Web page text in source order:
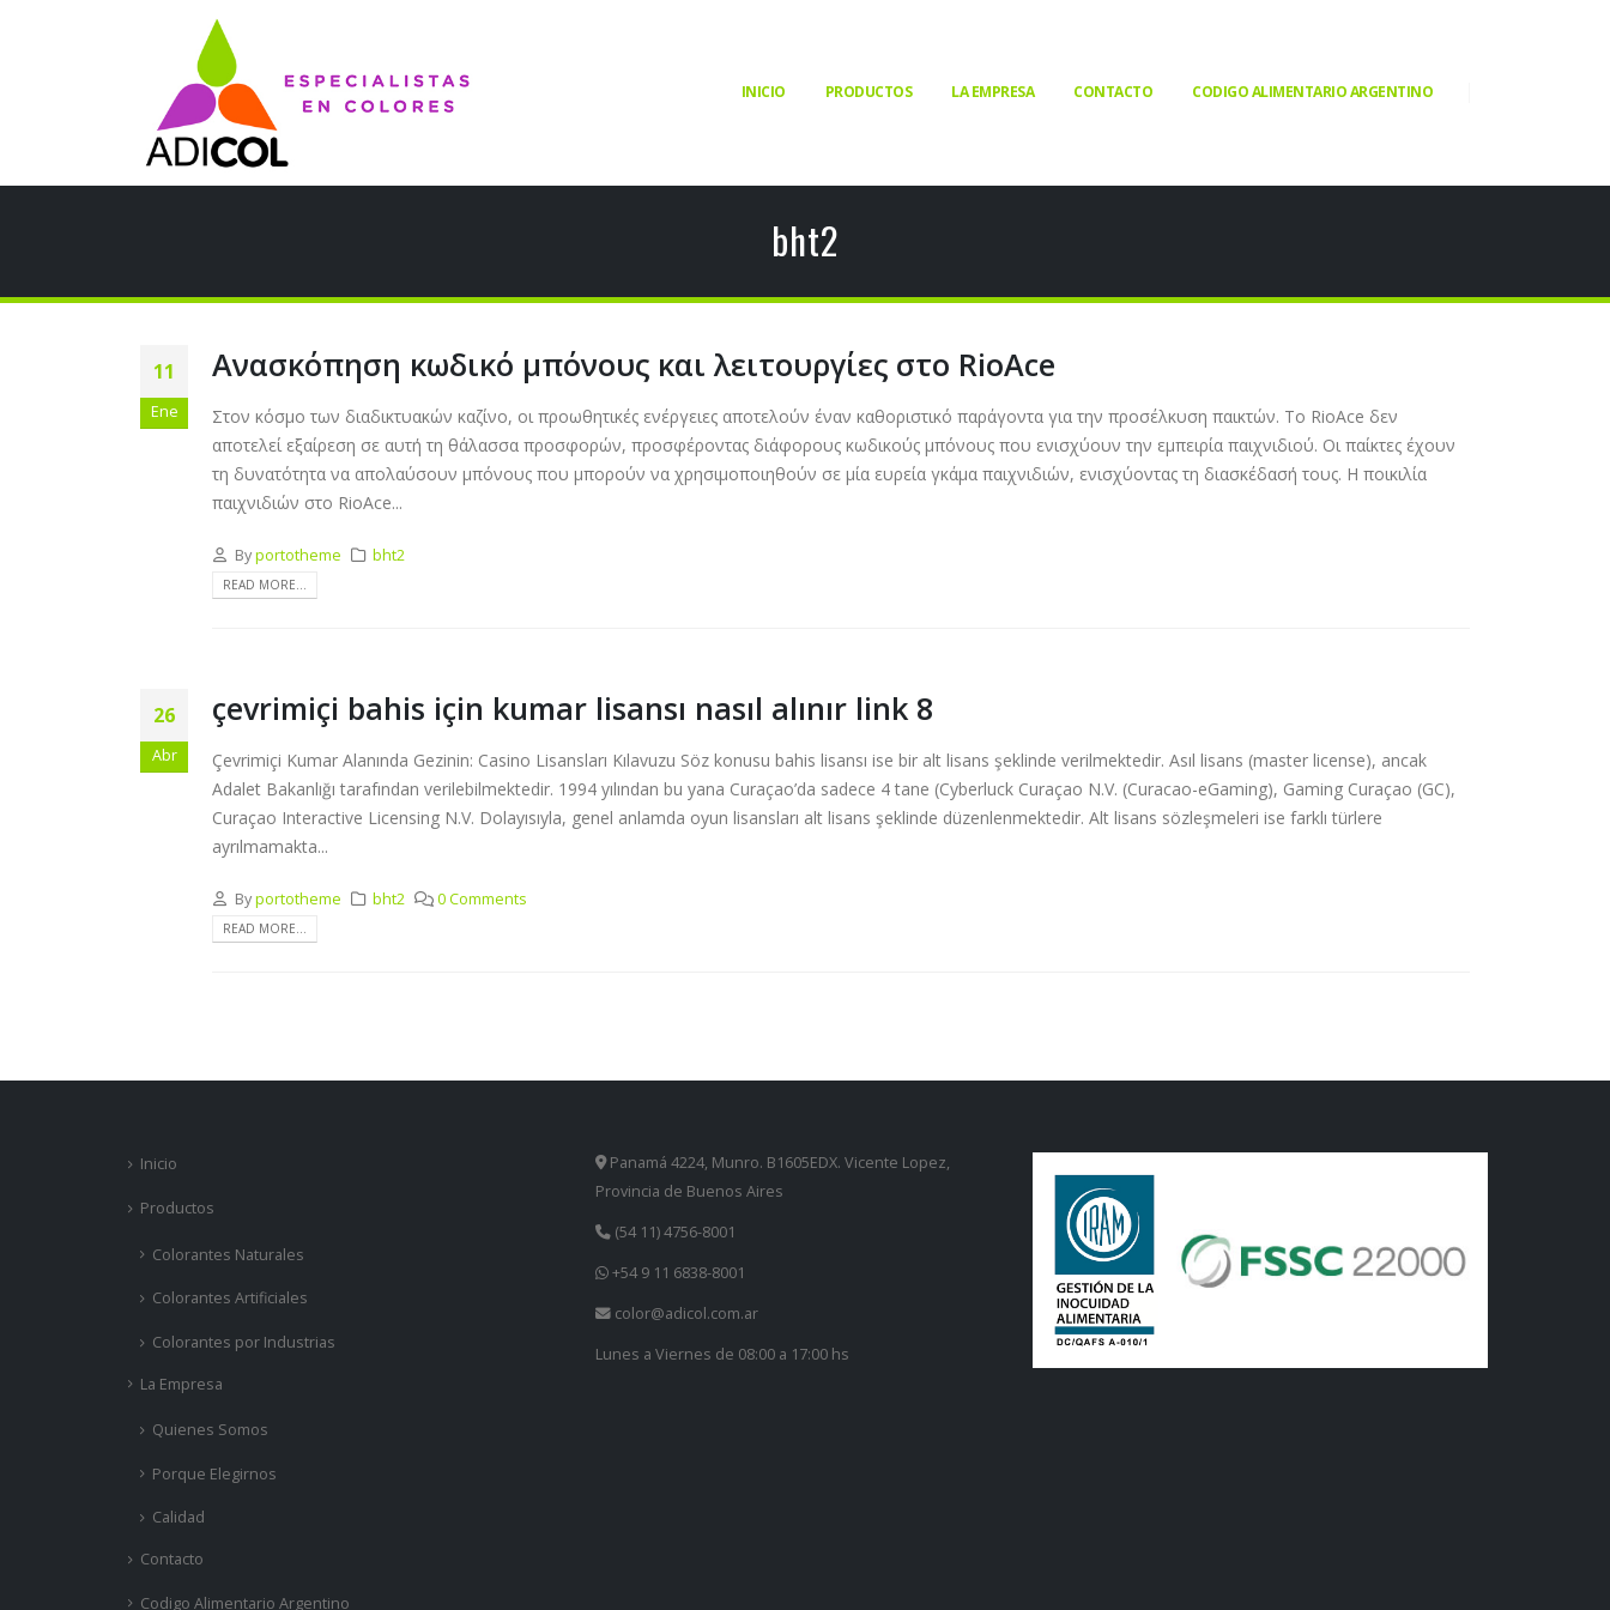
INICIO PRODUCTOS LA EMPRESA CONTACTO CODIGO ALIMENTARIO ARGENTINO
bht2
11
Ene
Ανασκόπηση κωδικό μπόνους και λειτουργίες στο RioAce
Στον κόσμο των διαδικτυακών καζίνο, οι προωθητικές ενέργειες αποτελούν έναν καθοριστικό παράγοντα για την προσέλκυση παικτών. Το RioAce δεν
αποτελεί εξαίρεση σε αυτή τη θάλασσα προσφορών, προσφέροντας διάφορους κωδικούς μπόνους που ενισχύουν την εμπειρία παιχνιδιού. Οι παίκτες έχουν
τη δυνατότητα να απολαύσουν μπόνους που μπορούν να χρησιμοποιηθούν σε μία ευρεία γκάμα παιχνιδιών, ενισχύοντας τη διασκέδασή τους. Η ποικιλία
παιχνιδιών στο RioAce...
Byportotheme bht2
READ MORE...
26
Abr
çevrimiçi bahis için kumar lisansı nasıl alınır link 8
Çevrimiçi Kumar Alanında Gezinin: Casino Lisansları Kılavuzu Söz konusu bahis lisansı ise bir alt lisans şeklinde verilmektedir. Asıl lisans (master license), ancak
Adalet Bakanlığı tarafından verilebilmektedir. 1994 yılından bu yana Curaçao’da sadece 4 tane (Cyberluck Curaçao N.V. (Curacao-eGaming), Gaming Curaçao (GC),
Curaçao Interactive Licensing N.V. Dolayısıyla, genel anlamda oyun lisansları alt lisans şeklinde düzenlenmektedir. Alt lisans sözleşmeleri ise farklı türlere
ayrılmamakta...
Byportotheme bht2 0 Comments
READ MORE...
Inicio
Productos
Colorantes Naturales
Colorantes Artificiales
Colorantes por Industrias
La Empresa
Quienes Somos
Porque Elegirnos
Calidad
Contacto
Codigo Alimentario Argentino
Panamá 4224, Munro. B1605EDX. Vicente Lopez,
Provincia de Buenos Aires
(54 11) 4756-8001
+54 9 11 6838-8001
color@adicol.com.ar
Lunes a Viernes de 08:00 a 17:00 hs